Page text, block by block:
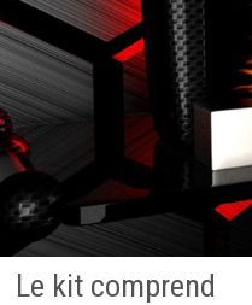
Le kit comprend